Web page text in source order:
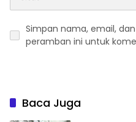
Simpan nama, email,
peramban ini untuk
Baca Juga